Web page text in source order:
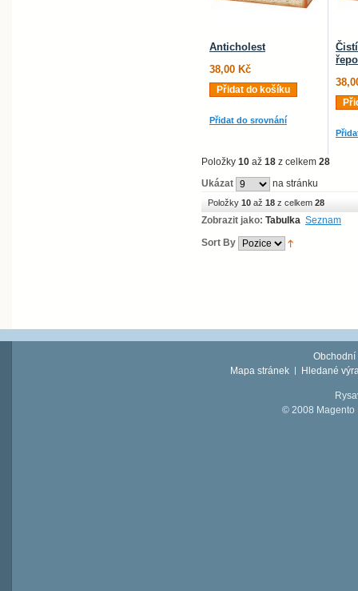
Anticholest
38,00 Kč
Přidat do košíku
Přidat do srovnání
Položky 10 až 18 z celkem 28
Ukázat
na stránku
Položky 10 až 18 z celkem 28
Zobrazit jako: Tabulka Seznam
Sort By
Obchodní
Mapa stránek
Hledané
© 2008 Magento